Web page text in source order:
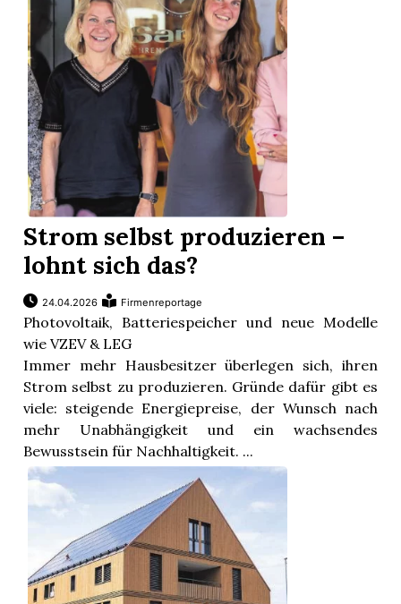
Strom selbst produzieren –
lohnt sich das?
24.04.2026 Firmenreportage
Photovoltaik, Batteriespeicher und neue Modelle
wie VZEV & LEG
Immer mehr Hausbesitzer überlegen sich, ihren
Strom selbst zu produzieren. Gründe dafür gibt es
viele: steigende Energiepreise, der Wunsch nach
mehr Unabhängigkeit und ein wachsendes
Bewusstsein für Nachhaltigkeit. ...